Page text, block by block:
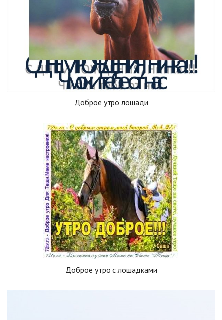
Доброе утро лошади
Доброе утро с лошадками